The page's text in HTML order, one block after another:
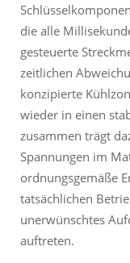
die alle
gesteuerte
zeitlichen
konzipierte
wieder in einen
zusammen trägt
Spannungen im
ordnungsgemäße
tatsächlichen
unerwünschtes
auftreten.